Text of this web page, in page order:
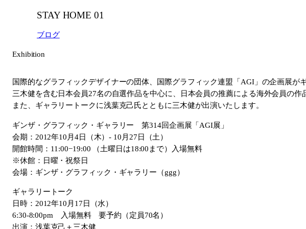
STAY HOME 01
ブログ
Exhibition
国際的なグラフィックデザイナーの団体、国際グラフィック連盟「AGI」の企画展が
三木健を含む日本会員27名の自選作品を中心に、日本会員の推薦による海外会員の作
また、ギャラリートークに浅葉克己氏とともに三木健が出演いたします。
ギンザ・グラフィック・ギャラリー 第314回企画展「AGI展」
会期：2012年10月4日（木）- 10月27日（土）
開館時間：11:00−19:00 （土曜日は18:00まで）入場無料
※休館：日曜・祝祭日
会場：ギンザ・グラフィック・ギャラリー（ggg）
ギャラリートーク
日時：2012年10月17日（水）
6:30-8:00pm 入場無料 要予約（定員70名）
出演：浅葉克己＋三木健